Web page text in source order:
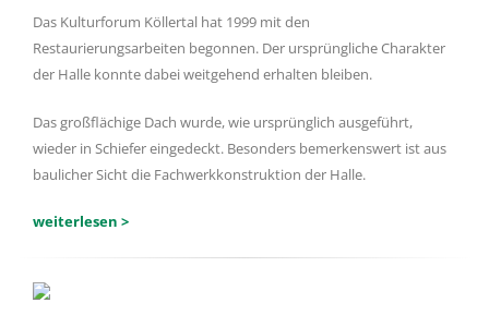
Das Kulturforum Köllertal hat 1999 mit den
Restaurierungsarbeiten begonnen. Der ursprüngliche Charakter
der Halle konnte dabei weitgehend erhalten bleiben.
Das großflächige Dach wurde, wie ursprünglich ausgeführt,
wieder in Schiefer eingedeckt. Besonders bemerkenswert ist aus
baulicher Sicht die Fachwerkkonstruktion der Halle.
weiterlesen >